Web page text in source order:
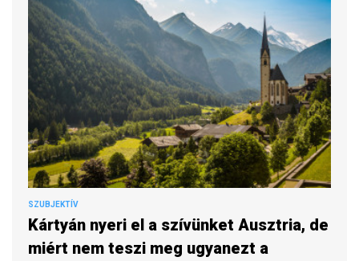
SZUBJEKTÍV
Kártyán nyeri el a szívünket Ausztria, de
miért nem teszi meg ugyanezt a